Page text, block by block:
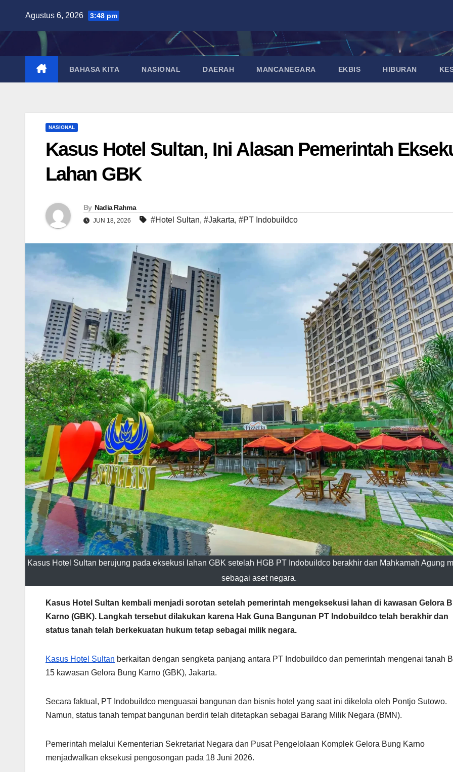
content
Agustus 6, 2026 3:48 pm
BAHASA KITA NASIONAL DAERAH MANCANEGARA EKBIS HIBURAN
NASIONAL
Kasus Hotel Sultan, Ini Alasan Pemerintah
Lahan GBK
By Nadia Rahma
JUN 18, 2026 #Hotel Sultan, #Jakarta, #PT Indobuildco
Kasus Hotel Sultan berujung pada eksekusi lahan GBK setelah HGB PT Indobuildco berakhir dan Mahkamah Agung
sebagai aset negara.
Kasus Hotel Sultan kembali menjadi sorotan setelah pemerintah mengeksekusi lahan di kawasan Gelora
Karno (GBK). Langkah tersebut dilakukan karena Hak Guna Bangunan PT Indobuildco telah berakhir dan
status tanah telah berkekuatan hukum tetap sebagai milik negara.
Kasus Hotel Sultan berkaitan dengan sengketa panjang antara PT Indobuildco dan pemerintah mengenai tanah
15 kawasan Gelora Bung Karno (GBK), Jakarta.
Secara faktual, PT Indobuildco menguasai bangunan dan bisnis hotel yang saat ini dikelola oleh Pontjo Sutowo.
Namun, status tanah tempat bangunan berdiri telah ditetapkan sebagai Barang Milik Negara (BMN).
Pemerintah melalui Kementerian Sekretariat Negara dan Pusat Pengelolaan Komplek Gelora Bung Karno
menjadwalkan eksekusi pengosongan pada 18 Juni 2026.